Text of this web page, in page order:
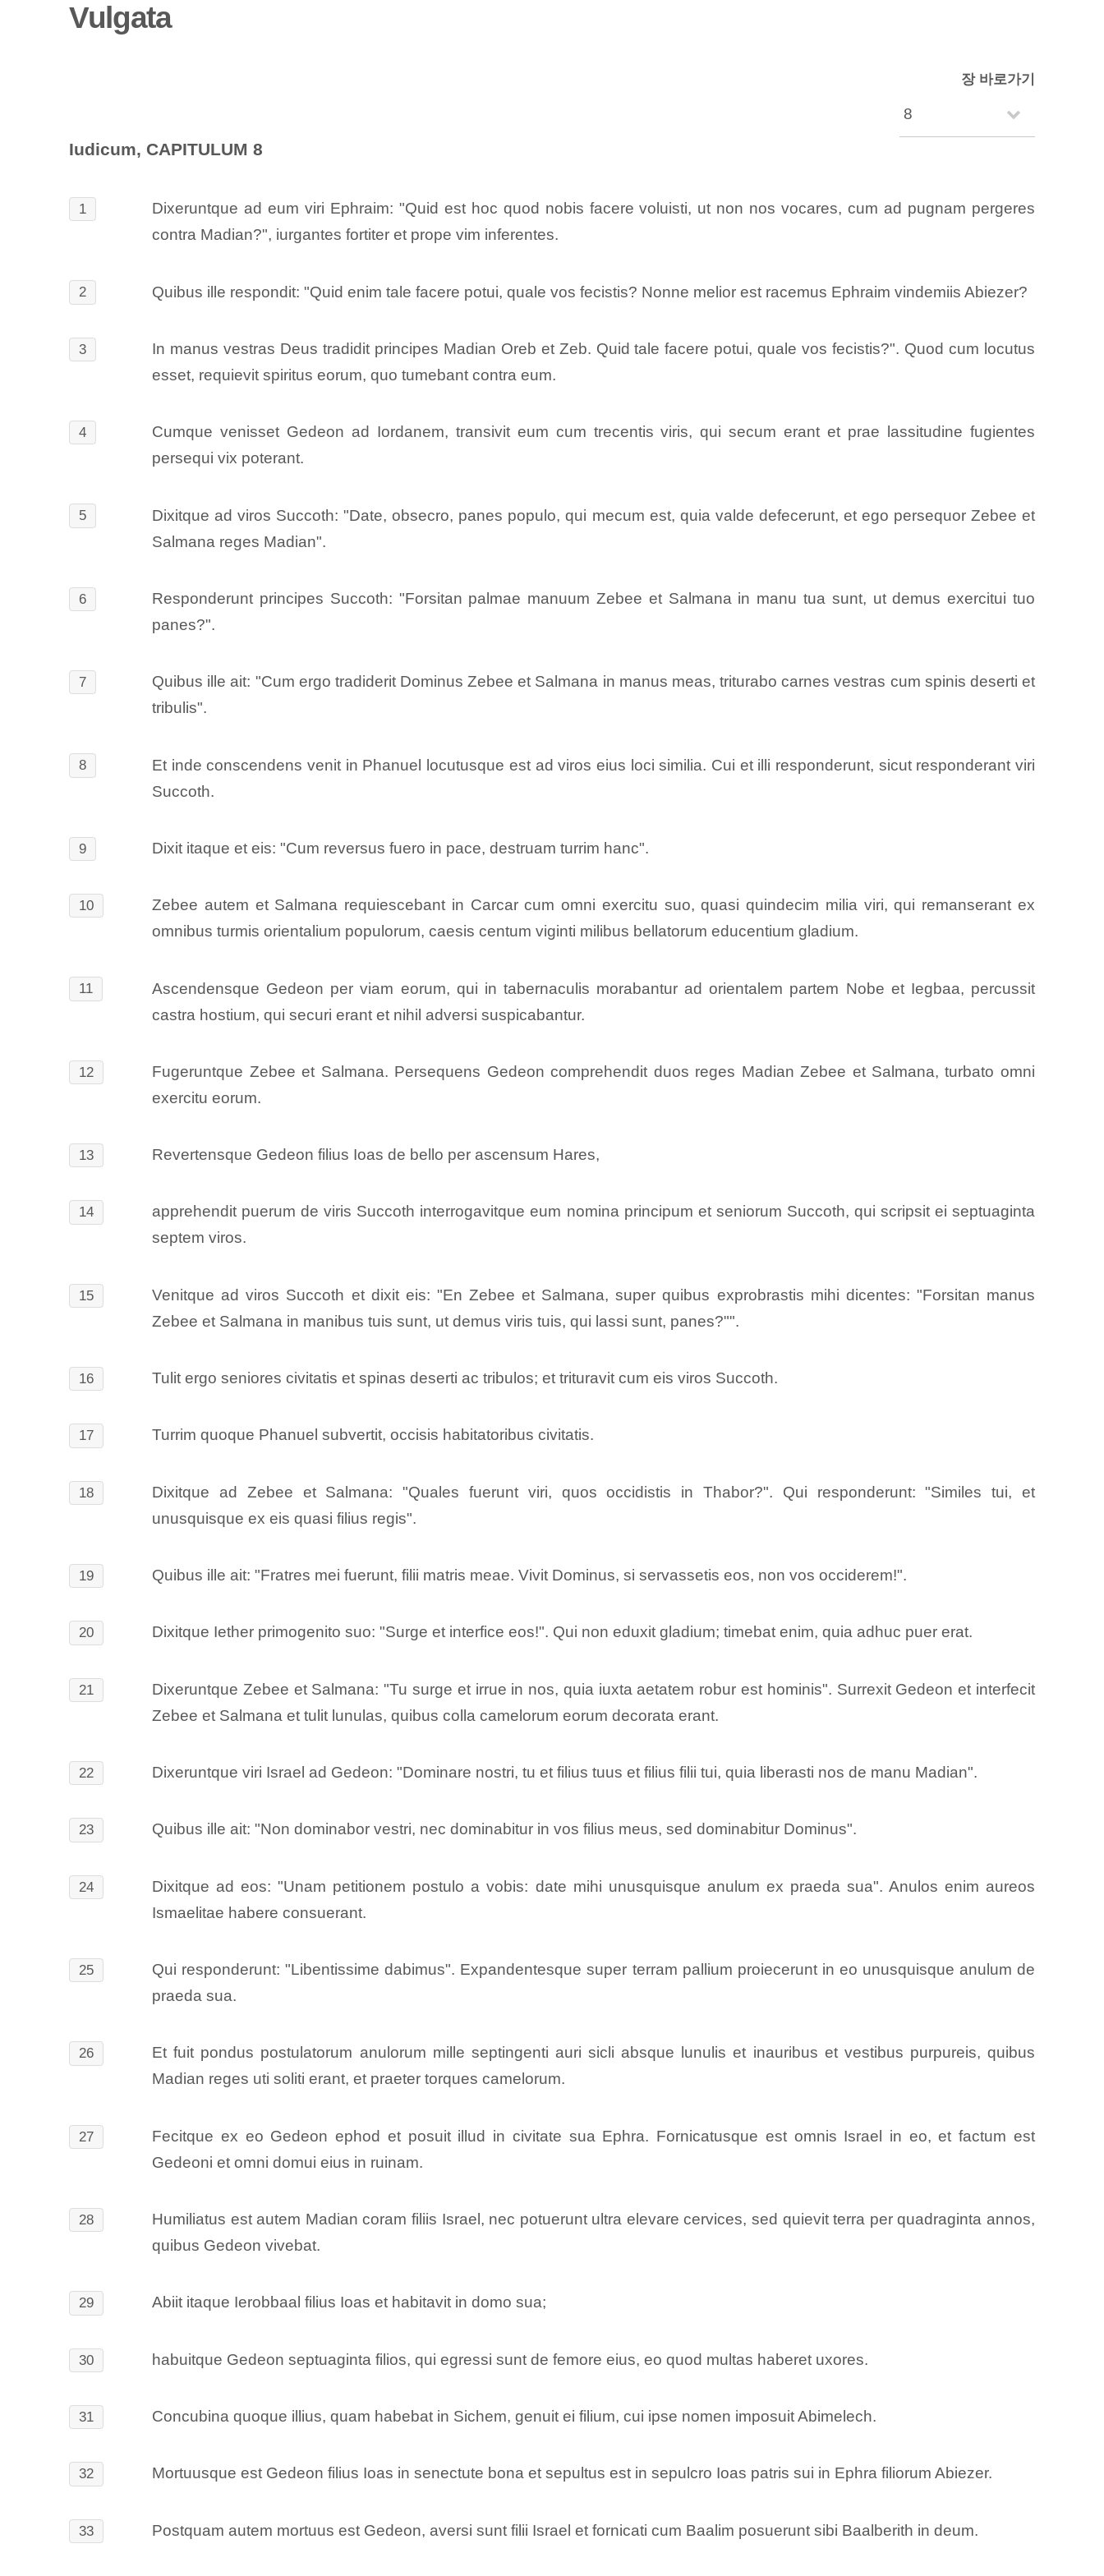
Vulgata
장 바로가기
Iudicum, CAPITULUM 8
1
Dixeruntque ad eum viri Ephraim: "Quid est hoc quod nobis facere voluisti, ut non nos vocares, cum ad pugnam pergeres
contra Madian?", iurgantes fortiter et prope vim inferentes.
2 Quibus ille respondit: "Quid enim tale facere potui, quale vos fecistis? Nonne melior est racemus Ephraim vindemiis Abiezer?
3
In manus vestras Deus tradidit principes Madian Oreb et Zeb. Quid tale facere potui, quale vos fecistis?". Quod cum locutus
esset, requievit spiritus eorum, quo tumebant contra eum.
4
Cumque venisset Gedeon ad Iordanem, transivit eum cum trecentis viris, qui secum erant et prae lassitudine fugientes
persequi vix poterant.
5
Dixitque ad viros Succoth: "Date, obsecro, panes populo, qui mecum est, quia valde defecerunt, et ego persequor Zebee et
Salmana reges Madian".
6
Responderunt principes Succoth: "Forsitan palmae manuum Zebee et Salmana in manu tua sunt, ut demus exercitui tuo
panes?".
7
Quibus ille ait: "Cum ergo tradiderit Dominus Zebee et Salmana in manus meas, triturabo carnes vestras cum spinis deserti et
tribulis".
8
Et inde conscendens venit in Phanuel locutusque est ad viros eius loci similia. Cui et illi responderunt, sicut responderant viri
Succoth.
9 Dixit itaque et eis: "Cum reversus fuero in pace, destruam turrim hanc".
10
Zebee autem et Salmana requiescebant in Carcar cum omni exercitu suo, quasi quindecim milia viri, qui remanserant ex
omnibus turmis orientalium populorum, caesis centum viginti milibus bellatorum educentium gladium.
11
Ascendensque Gedeon per viam eorum, qui in tabernaculis morabantur ad orientalem partem Nobe et Iegbaa, percussit
castra hostium, qui securi erant et nihil adversi suspicabantur.
12
Fugeruntque Zebee et Salmana. Persequens Gedeon comprehendit duos reges Madian Zebee et Salmana, turbato omni
exercitu eorum.
13 Revertensque Gedeon filius Ioas de bello per ascensum Hares,
14
apprehendit puerum de viris Succoth interrogavitque eum nomina principum et seniorum Succoth, qui scripsit ei septuaginta
septem viros.
15
Venitque ad viros Succoth et dixit eis: "En Zebee et Salmana, super quibus exprobrastis mihi dicentes: "Forsitan manus
Zebee et Salmana in manibus tuis sunt, ut demus viris tuis, qui lassi sunt, panes?"".
16 Tulit ergo seniores civitatis et spinas deserti ac tribulos; et trituravit cum eis viros Succoth.
17 Turrim quoque Phanuel subvertit, occisis habitatoribus civitatis.
18
Dixitque ad Zebee et Salmana: "Quales fuerunt viri, quos occidistis in Thabor?". Qui responderunt: "Similes tui, et
unusquisque ex eis quasi filius regis".
19 Quibus ille ait: "Fratres mei fuerunt, filii matris meae. Vivit Dominus, si servassetis eos, non vos occiderem!".
20 Dixitque Iether primogenito suo: "Surge et interfice eos!". Qui non eduxit gladium; timebat enim, quia adhuc puer erat.
21
Dixeruntque Zebee et Salmana: "Tu surge et irrue in nos, quia iuxta aetatem robur est hominis". Surrexit Gedeon et interfecit
Zebee et Salmana et tulit lunulas, quibus colla camelorum eorum decorata erant.
22 Dixeruntque viri Israel ad Gedeon: "Dominare nostri, tu et filius tuus et filius filii tui, quia liberasti nos de manu Madian".
23 Quibus ille ait: "Non dominabor vestri, nec dominabitur in vos filius meus, sed dominabitur Dominus".
24
Dixitque ad eos: "Unam petitionem postulo a vobis: date mihi unusquisque anulum ex praeda sua". Anulos enim aureos
Ismaelitae habere consuerant.
25
Qui responderunt: "Libentissime dabimus". Expandentesque super terram pallium proiecerunt in eo unusquisque anulum de
praeda sua.
26
Et fuit pondus postulatorum anulorum mille septingenti auri sicli absque lunulis et inauribus et vestibus purpureis, quibus
Madian reges uti soliti erant, et praeter torques camelorum.
27
Fecitque ex eo Gedeon ephod et posuit illud in civitate sua Ephra. Fornicatusque est omnis Israel in eo, et factum est
Gedeoni et omni domui eius in ruinam.
28
Humiliatus est autem Madian coram filiis Israel, nec potuerunt ultra elevare cervices, sed quievit terra per quadraginta annos,
quibus Gedeon vivebat.
29 Abiit itaque Ierobbaal filius Ioas et habitavit in domo sua;
30 habuitque Gedeon septuaginta filios, qui egressi sunt de femore eius, eo quod multas haberet uxores.
31 Concubina quoque illius, quam habebat in Sichem, genuit ei filium, cui ipse nomen imposuit Abimelech.
32 Mortuusque est Gedeon filius Ioas in senectute bona et sepultus est in sepulcro Ioas patris sui in Ephra filiorum Abiezer.
33 Postquam autem mortuus est Gedeon, aversi sunt filii Israel et fornicati cum Baalim posuerunt sibi Baalberith in deum.